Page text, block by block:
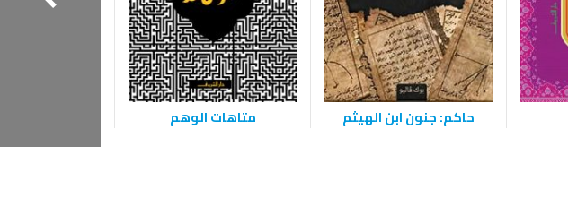
حاكم: جنون ابن الهيثم متاهات الوهم